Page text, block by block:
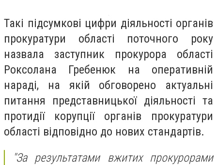
Такі підсумкові цифри діяльності органів
прокуратури області поточного року
назвала заступник прокурора області
Роксолана Гребенюк на оперативній
нараді, на якій обговорено актуальні
питання представницької діяльності та
протидії корупції органів прокуратури
області відповідно до нових стандартів.
"За результатами вжитих прокурорами